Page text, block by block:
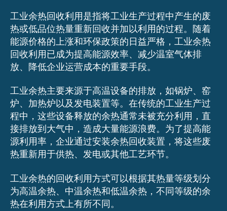
工业余热回收利用是指将工业生产过程中产生的废
热或低品位热量重新回收并加以利用的过程。随着
能源价格的上涨和环保政策的日益严格，工业余热
回收利用已成为提高能源效率、减少温室气体排
放、降低企业运营成本的重要手段。
工业余热主要来源于高温设备的排放，如锅炉、窑
炉、加热炉以及发电装置等。在传统的工业生产过
程中，这些设备释放的余热通常未被充分利用，直
接排放到大气中，造成大量能源浪费。为了提高能
源利用率，企业通过安装余热回收装置，将这些废
热重新用于供热、发电或其他工艺环节。
工业余热的回收利用方式可以根据其热量等级划分
为高温余热、中温余热和低温余热，不同等级的余
热在利用方式上有所不同。